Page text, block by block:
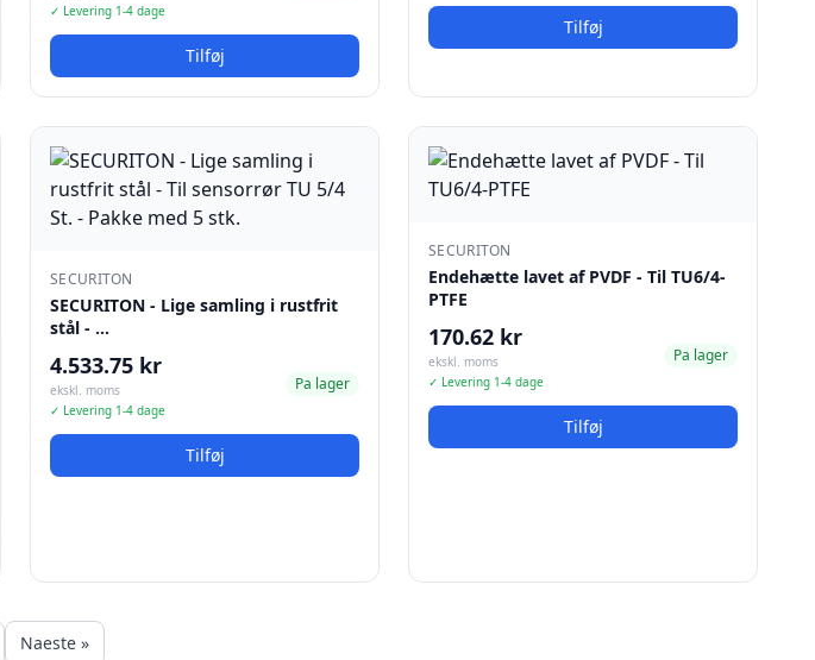
✓ Levering 1-4 dage
Tilføj
Tilføj
SECURITON
SECURITON - Lige samling i rustfrit
stål - …
4.533.75 kr
ekskl. moms
✓ Levering 1-4 dage
Pa lager
Tilføj
SECURITON
Endehætte lavet af PVDF - Til TU6/4-
PTFE
170.62 kr
ekskl. moms
✓ Levering 1-4 dage
Pa lager
Tilføj
Naeste »